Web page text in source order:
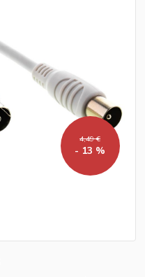
4,49 €
- 13 %